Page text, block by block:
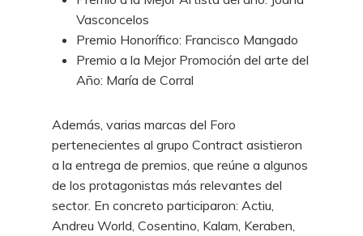
Vasconcelos
Premio Honorífico: Francisco Mangado
Premio a la Mejor Promoción del arte del
Año: María de Corral
Además, varias marcas del Foro
pertenecientes al grupo Contract asistieron
a la entrega de premios, que reúne a algunos
de los protagonistas más relevantes del
sector. En concreto participaron: Actiu,
Andreu World, Cosentino, Kalam, Keraben,